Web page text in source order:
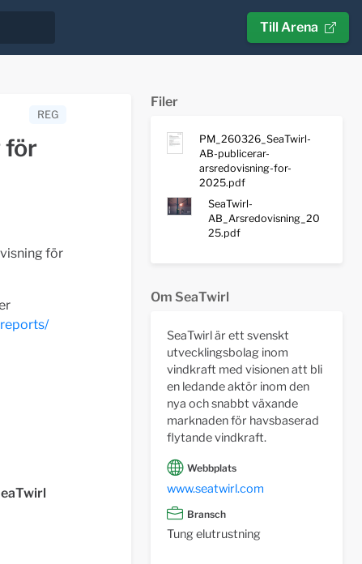
Till Arena
REG
för
för
Filer
PM_260326_SeaTwirl-
AB-publicerar-
arsredovisning-for-
2025.pdf
SeaTwirl-
AB_Arsredovisning_20
25.pdf
Om SeaTwirl
SeaTwirl är ett svenskt
utvecklingsbolag inom
vindkraft med visionen att bli
en ledande aktör inom den
nya och snabbt växande
marknaden för havsbaserad
flytande vindkraft.
Webbplats
www.seatwirl.com
Bransch
Tung elutrustning